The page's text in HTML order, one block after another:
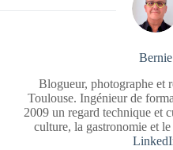
Bernie
Blogueur, photographe et
Toulouse. Ingénieur de
2009 un regard technique et
culture, la gastronomie et